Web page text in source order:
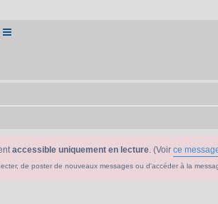
accessible uniquement en lecture. (Voir ce
de poster de nouveaux messages ou d'accéder à la